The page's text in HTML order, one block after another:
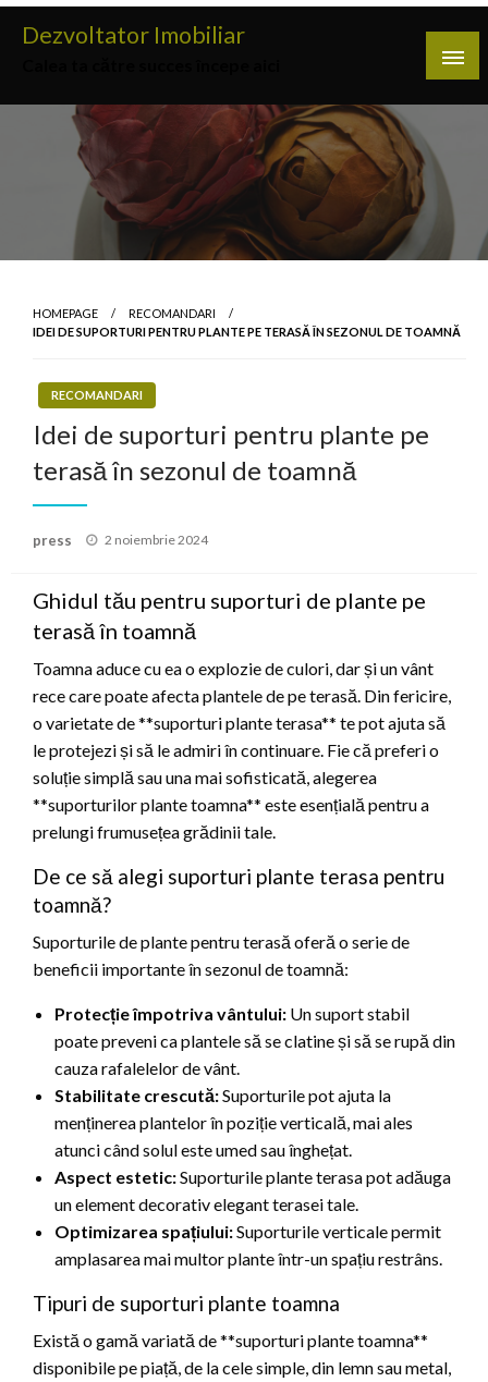
Skip
Dezvoltator Imobiliar
HOMEPAGE
RECOMANDARI
IDEI DE SUPORTURI PENTRU PLANTE PE TERASĂ ÎN SEZONUL DE TOAMNĂ
RECOMANDARI
Idei de suporturi pentru plante pe
terasă în sezonul de toamnă
press
Posted
2 noiembrie 2024
Ghidul tău pentru suporturi de plante pe
terasă în toamnă
Toamna aduce cu ea o explozie de culori, dar și un vânt
rece care poate afecta plantele de pe terasă. Din fericire,
o varietate de **suporturi plante terasa** te pot ajuta să
le protejezi și să le admiri în continuare. Fie că preferi o
soluție simplă sau una mai sofisticată, alegerea
**suporturilor plante toamna** este esențială pentru a
prelungi frumusețea grădinii tale.
De ce să alegi suporturi plante terasa pentru
toamnă?
Suporturile de plante pentru terasă oferă o serie de
beneficii importante în sezonul de toamnă:
Protecție împotriva vântului: Un suport stabil
poate preveni ca plantele să se clatine și să se rupă din
cauza rafalelelor de vânt.
Stabilitate crescută:Suporturile pot ajuta la
menținerea plantelor în poziție verticală, mai ales
atunci când solul este umed sau înghețat.
Aspect estetic:Suporturile plante terasa pot adăuga
un element decorativ elegant terasei tale.
Optimizarea spațiului:Suporturile verticale permit
amplasarea mai multor plante într-un spațiu restrâns.
Tipuri de suporturi plante toamna
Există o gamă variată de **suporturi plante toamna**
disponibile pe piață, de la cele simple, din lemn sau metal,